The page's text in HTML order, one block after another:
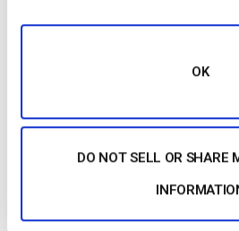
OK
DO NOT SELL OR SHARE
la possibilité de réutiliser votre
diffusion vidéo et audio en direct.
d’utiliser diverses formes dele